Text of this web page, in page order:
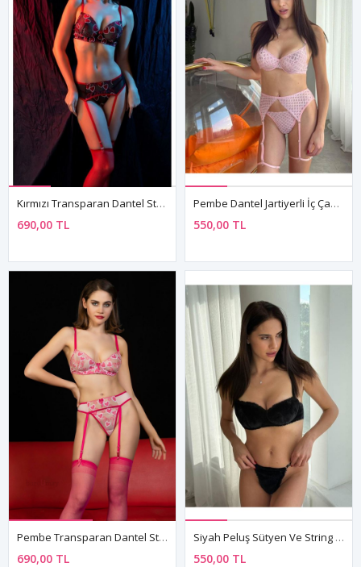
Kırmızı Transparan Dantel String Jartiyer Takımı 4 Parça Fantazi Set
690,00 TL
Pembe Dantel Jartiyerli İç Çamaşırı Takımı Balconette Sütyen Yüksek Bel Külot
550,00 TL
Pembe Transparan Dantel String Jartiyer Takımı 4 Parça Fantezi Set
690,00 TL
Siyah Peluş Sütyen Ve String Takımı Kadın İç Çamaşırı Seti
550,00 TL